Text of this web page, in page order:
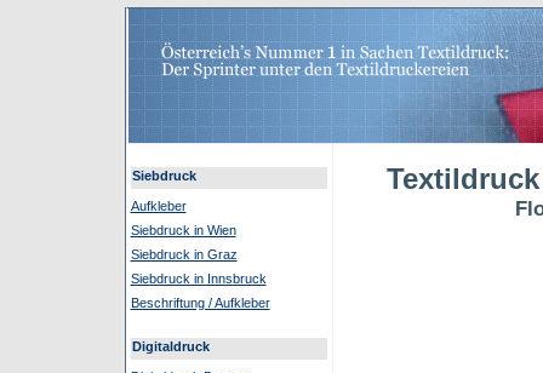
Siebdruck
Aufkleber
Siebdruck in Wien
Siebdruck in Graz
Siebdruck in Innsbruck
Beschriftung / Aufkleber
Digitaldruck